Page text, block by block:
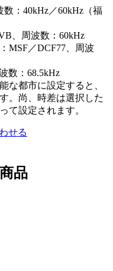
数：40kHz／60kHz（福
、周波数：60kHz
MSF／DCF77、周波
数：68.5kHz
な都市に設定すると、
。尚、時差は選択した
て設定されます。
せる
品